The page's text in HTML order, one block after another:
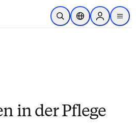
Zum Hauptinhalt wechseln
Suche öffnenStandortauswahl
Sign in to
menu
in der Pflege